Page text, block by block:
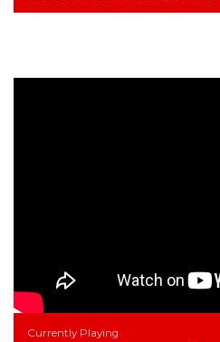
Currently Playing